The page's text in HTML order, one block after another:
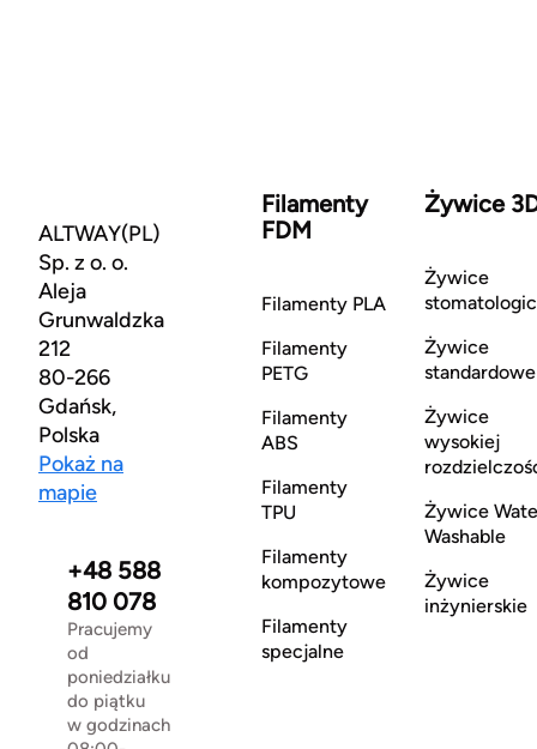
ALTWAY(PL)
Sp. z o. o.
Aleja
Grunwaldzka
212
80-266
Gdańsk,
Polska
Pokaż na
mapie
+48 588
810 078
Pracujemy
od
poniedziałku
do piątku
w godzinach
Filamenty
FDM
Filamenty PLA
Filamenty
PETG
Filamenty
ABS
Filamenty
TPU
Filamenty
kompozytowe
Filamenty
specjalne
Żywice
Żywice
Żywice
standardowe
Żywice
wysokiej
Żywice
Washable
Żywice
inżynierskie